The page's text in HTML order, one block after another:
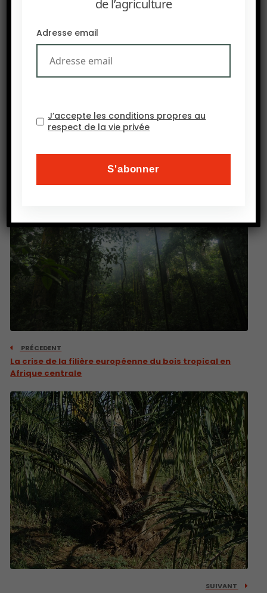
et souscrire une police d’assurance en 3 minutes.
évidemment aux agriculteurs. Ainsi, au Sénégal,
une jeune pousse, PlaNet Guarentee s’appuie sur
Source : Ecofin Hebdo
PRÉCEDENT
La crise de la filière européenne du bois tropical en
Afrique centrale
SUIVANT
de l’agriculture
Adresse email
J’accepte les conditions propres au
respect de la vie privée